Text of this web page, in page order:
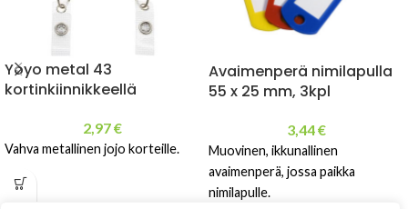
Yoyo metal 43
kortinkiinnikkeellä
2,97€
Vahva metallinen jojo korteille.
Avaimenperä nimilapulla
55 x 25 mm, 3kpl
3,44€
Muovinen, ikkunallinen
avaimenperä, jossa paikka
nimilapulle.